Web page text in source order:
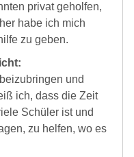
privat geholfen,
habe ich mich
zu geben.
und
ich, dass die Zeit
Schüler ist und
zu helfen, wo es